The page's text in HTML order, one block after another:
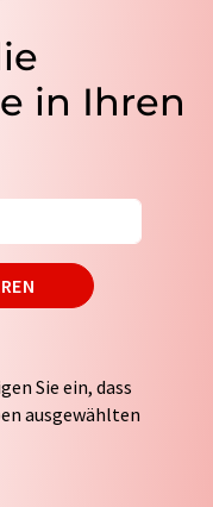
in Ihren
Sie ein, dass
ausgewählten
werden